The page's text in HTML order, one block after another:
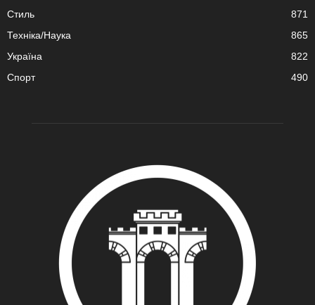
Стиль
871
Техніка/Наука
865
Україна
822
Спорт
490